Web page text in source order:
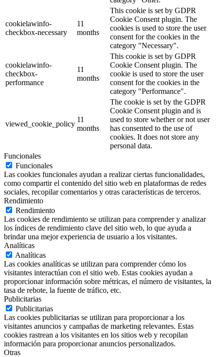
cookielawinfo-
checkbox-necessary
11
months
This cookie is set by GDPR
Cookie Consent plugin. The
cookies is used to store the user
consent for the cookies in the
category "Necessary".
cookielawinfo-
checkbox-
performance
11
months
This cookie is set by GDPR
Cookie Consent plugin. The
cookie is used to store the user
consent for the cookies in the
category "Performance".
viewed_cookie_policy
11
months
The cookie is set by the GDPR
Cookie Consent plugin and is
used to store whether or not user
has consented to the use of
cookies. It does not store any
personal data.
Funcionales
Funcionales
Las cookies funcionales ayudan a realizar ciertas funcionalidades,
como compartir el contenido del sitio web en plataformas de redes
sociales, recopilar comentarios y otras características de terceros.
Rendimiento
Rendimiento
Las cookies de rendimiento se utilizan para comprender y analizar
los índices de rendimiento clave del sitio web, lo que ayuda a
brindar una mejor experiencia de usuario a los visitantes.
Analíticas
Analíticas
Las cookies analíticas se utilizan para comprender cómo los
visitantes interactúan con el sitio web. Estas cookies ayudan a
proporcionar información sobre métricas, el número de visitantes, la
tasa de rebote, la fuente de tráfico, etc.
Publicitarias
Publicitarias
Las cookies publicitarias se utilizan para proporcionar a los
visitantes anuncios y campañas de marketing relevantes. Estas
cookies rastrean a los visitantes en los sitios web y recopilan
información para proporcionar anuncios personalizados.
Otras